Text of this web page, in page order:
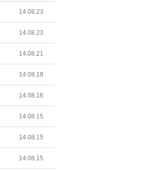
14.08.23
14.08.23
14.08.21
14.08.18
14.08.16
14.08.15
14.08.15
14.08.15